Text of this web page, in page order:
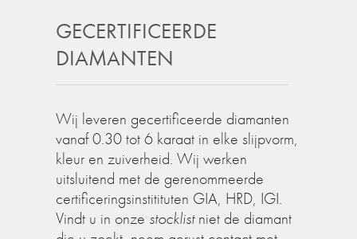
GECERTIFICEERDE
DIAMANTEN
Wij leveren gecertificeerde diamanten
vanaf 0.30 tot 6 karaat in elke slijpvorm,
kleur en zuiverheid. Wij werken
uitsluitend met de gerenommeerde
certificeringsinstitituten GIA, HRD, IGI.
Vindt u in onze stocklistniet de diamant